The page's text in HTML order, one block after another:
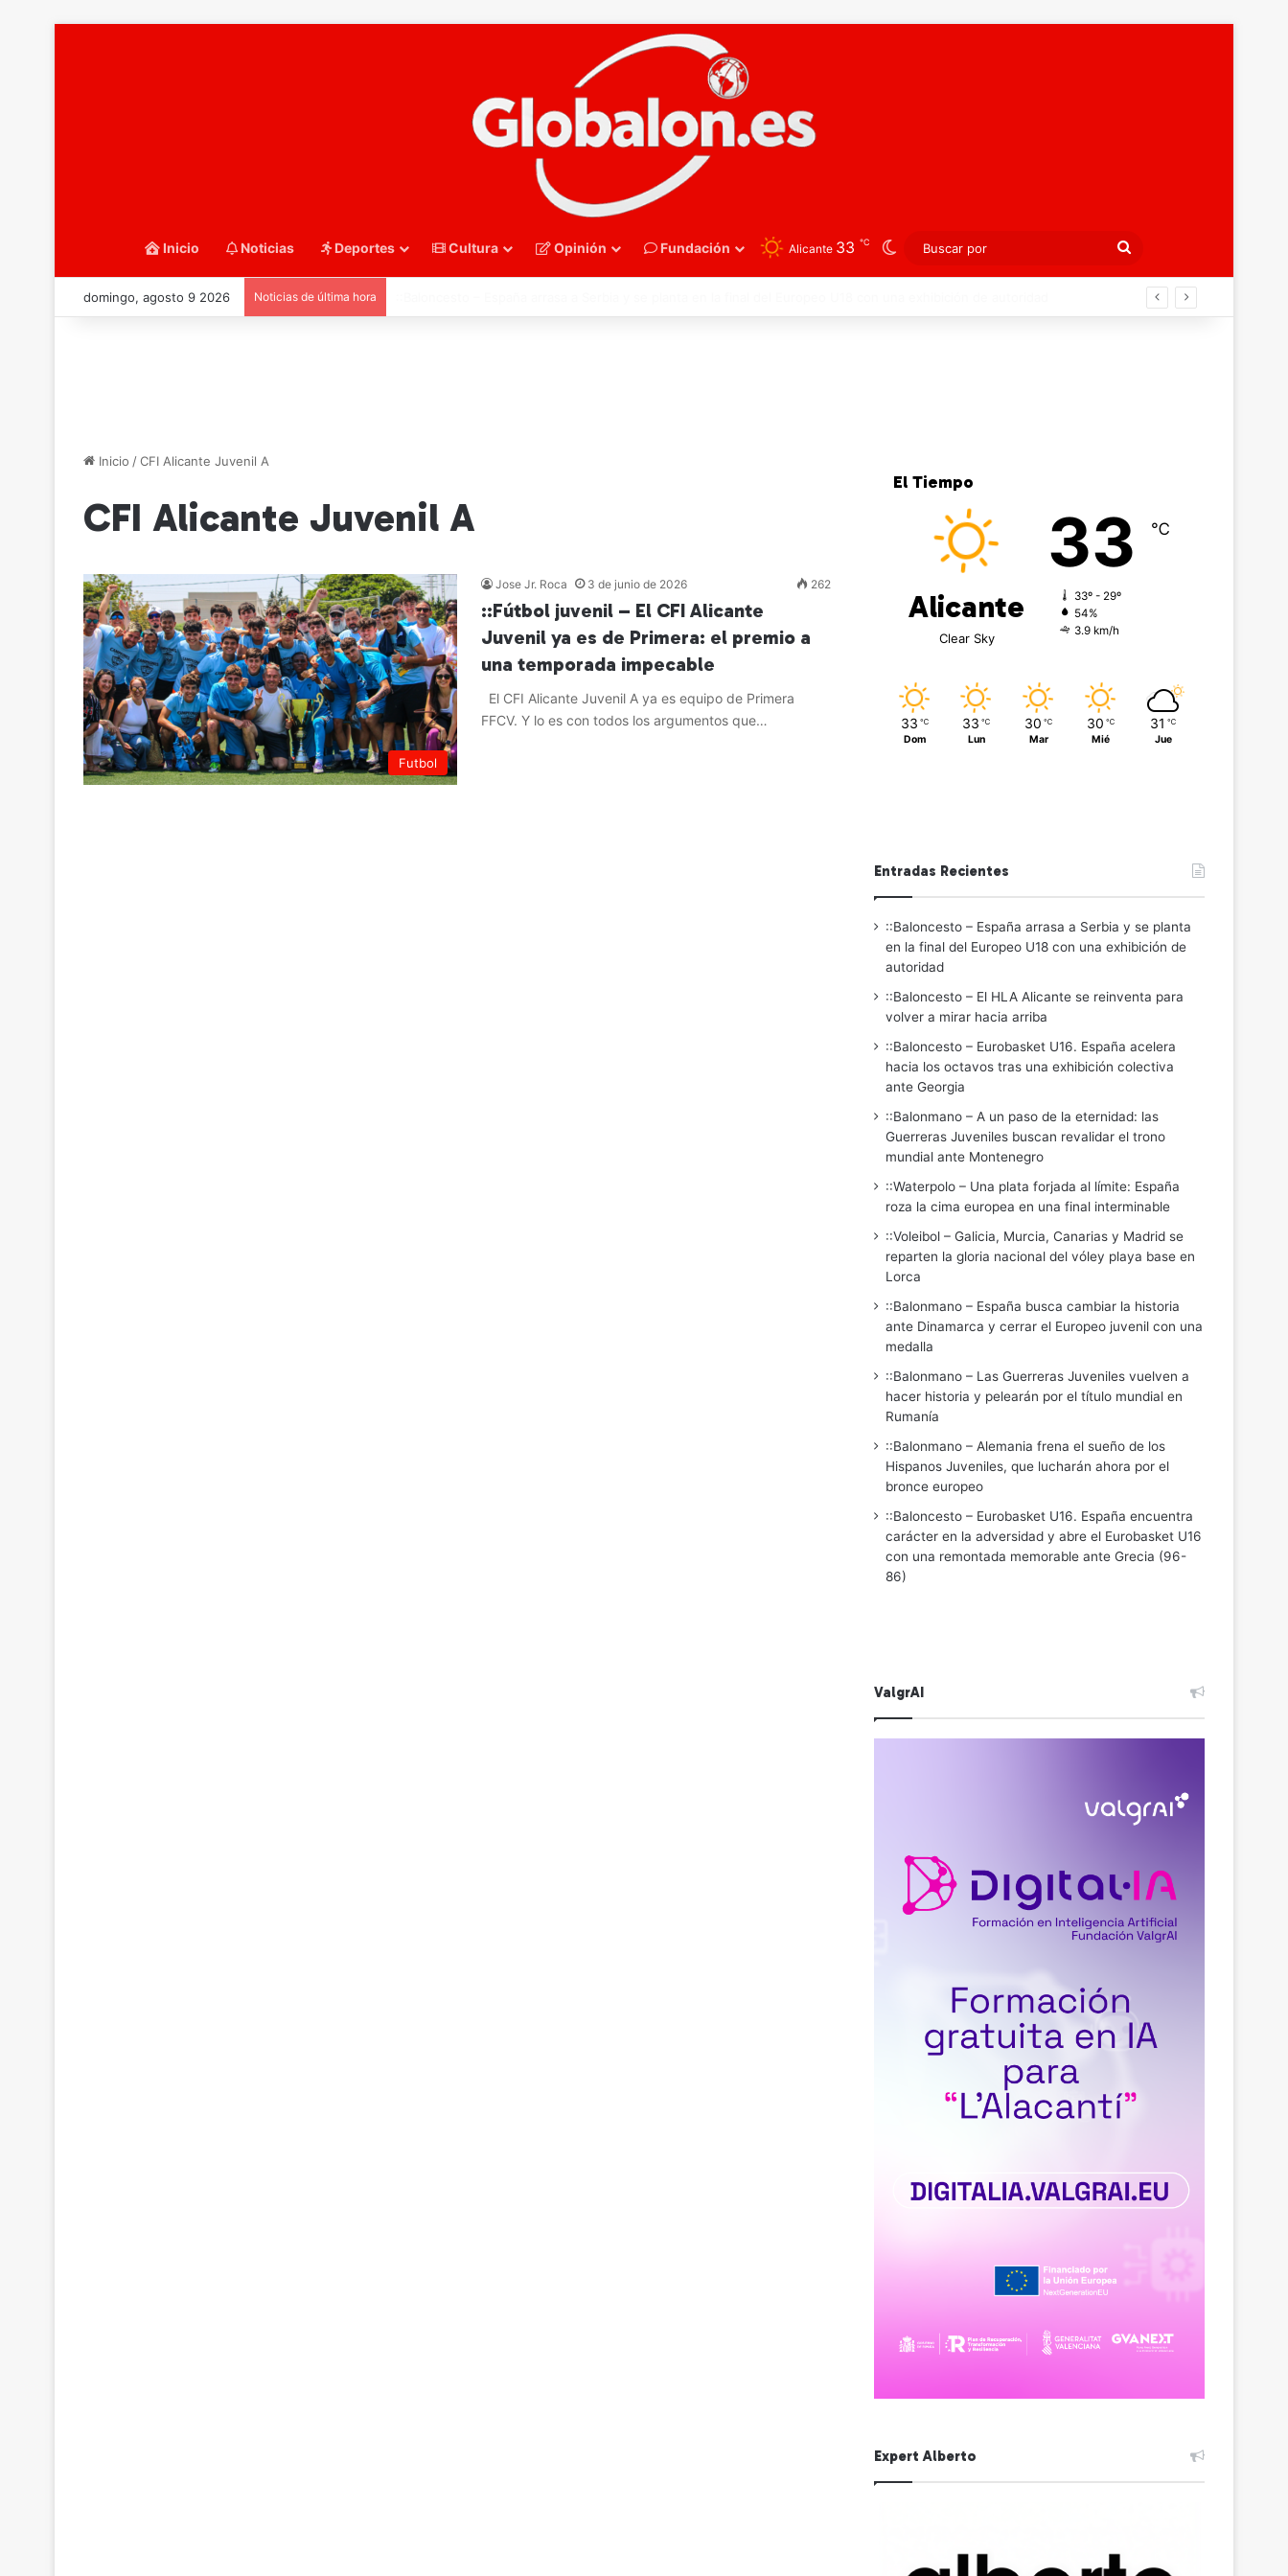
Inicio Noticias Deportes Cultura Opinión Fundación Alicante 33 ℃ Switch skin
Buscar
por
domingo, agosto 9 2026 Noticias de última hora
Inicio /CFI Alicante Juvenil A
CFI Alicante Juvenil A
Futbol
Jose Jr. Roca 3 de junio de 2026 262
::Fútbol juvenil – El CFI Alicante
Juvenil ya es de Primera: el premio a
una temporada impecable
El CFI Alicante Juvenil A ya es equipo de Primera
FFCV. Y lo es con todos los argumentos que…
El Tiempo
Alicante
Clear Sky
33 ℃
33º - 29º
54%
3.9 km/h
33 ℃
Dom
33 ℃
Lun
30 ℃
Mar
30 ℃
Mié
31 ℃
Jue
Entradas Recientes
::Baloncesto – España arrasa a Serbia y se planta
en la final del Europeo U18 con una exhibición de
autoridad
::Baloncesto – El HLA Alicante se reinventa para
volver a mirar hacia arriba
::Baloncesto – Eurobasket U16. España acelera
hacia los octavos tras una exhibición colectiva
ante Georgia
::Balonmano – A un paso de la eternidad: las
Guerreras Juveniles buscan revalidar el trono
mundial ante Montenegro
::Waterpolo – Una plata forjada al límite: España
roza la cima europea en una final interminable
::Voleibol – Galicia, Murcia, Canarias y Madrid se
reparten la gloria nacional del vóley playa base en
Lorca
::Balonmano – España busca cambiar la historia
ante Dinamarca y cerrar el Europeo juvenil con una
medalla
::Balonmano – Las Guerreras Juveniles vuelven a
hacer historia y pelearán por el título mundial en
Rumanía
::Balonmano – Alemania frena el sueño de los
Hispanos Juveniles, que lucharán ahora por el
bronce europeo
::Baloncesto – Eurobasket U16. España encuentra
carácter en la adversidad y abre el Eurobasket U16
con una remontada memorable ante Grecia (96-
86)
ValgrAI
Expert Alberto